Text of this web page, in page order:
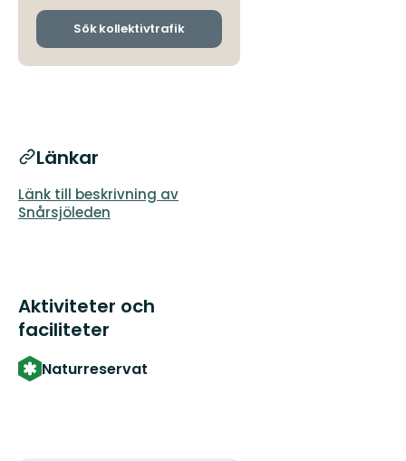
och
Sök kollektivtrafik
Länkar
Länk till beskrivning av
Snårsjöleden
Aktiviteter och
faciliteter
Naturreservat